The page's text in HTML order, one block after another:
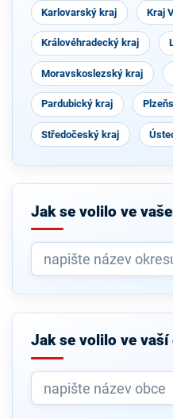
Karlovarský kraj Kraj
Královéhradecký kraj
Moravskoslezský kraj
Pardubický kraj
Středočeský kraj
Jak se volilo ve
Jak se volilo ve vaší